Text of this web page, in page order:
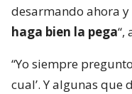
desarmando ahora y
haga bien la pega“,
“Yo siempre
cual’. Y algunas que